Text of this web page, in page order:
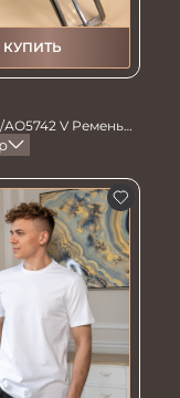
КУПИТЬ
АО5742 V Ремень
черный